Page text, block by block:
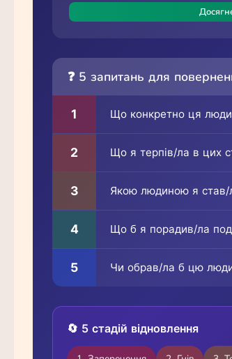
❓ 5 запитань для
1 Що конкретно ця
2 Що я терпів/ла в цих
3 Якою людиною я став/
4 Що б я порадив/ла
5 Чи обрав/ла б цю
🔄 5 стадій відновлення